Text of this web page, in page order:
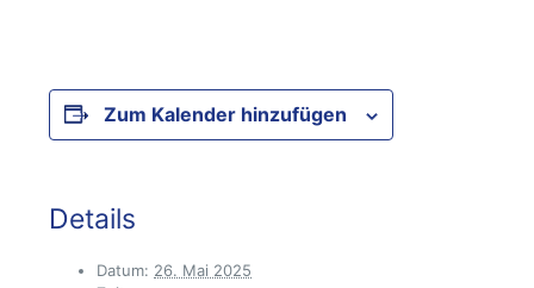
Zum Kalender hinzufügen
Details
Datum: 26. Mai 2025